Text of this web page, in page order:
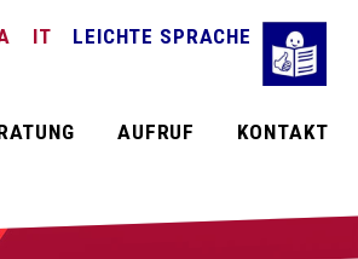
AUFRUF KONTAKT
IT LEICHTE SPRACHE